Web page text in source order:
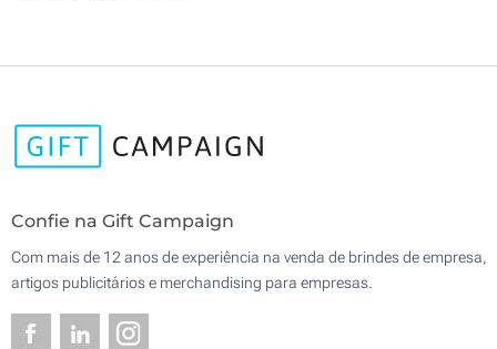
Confie na Gift Campaign
Com mais de 12 anos de experiência na venda de brindes de empresa,
artigos publicitários e merchandising para empresas.